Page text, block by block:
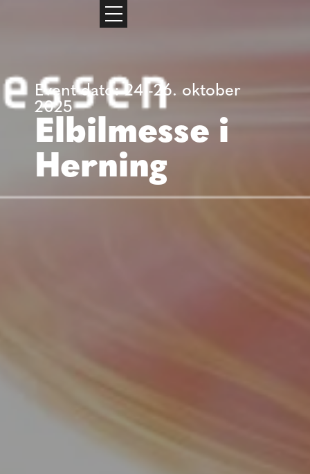
Event dato: 24.-26. oktober
2025
Elbilmesse i
Herning